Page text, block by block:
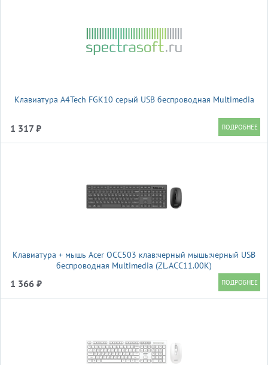
Клавиатура A4Tech FGK10 серый USB беспроводная Multimedia
1 317 ₽
Клавиатура + мышь Acer OCC503 клав:черный мышь:черный USB
беспроводная Multimedia (ZL.ACC11.00K)
1 366 ₽